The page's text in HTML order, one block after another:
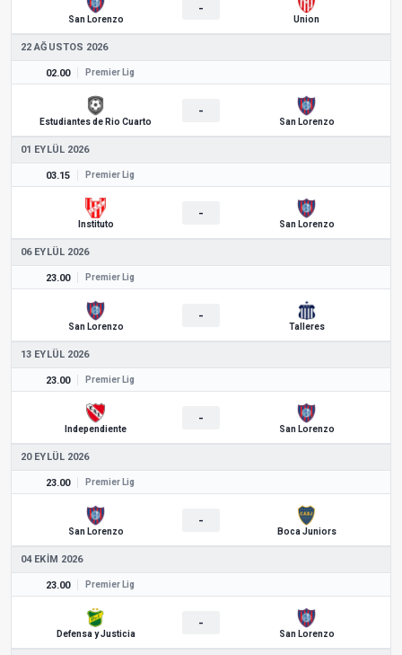
San Lorenzo
-
Union
22 AĞUSTOS 2026
02.00 Premier Lig
Estudiantes de Rio Cuarto
-
San Lorenzo
01 EYLÜL 2026
03.15 Premier Lig
Instituto
-
San Lorenzo
06 EYLÜL 2026
23.00 Premier Lig
San Lorenzo
-
Talleres
13 EYLÜL 2026
23.00 Premier Lig
Independiente
-
San Lorenzo
20 EYLÜL 2026
23.00 Premier Lig
San Lorenzo
-
Boca Juniors
04 EKIM 2026
23.00 Premier Lig
Defensa y Justicia
-
San Lorenzo